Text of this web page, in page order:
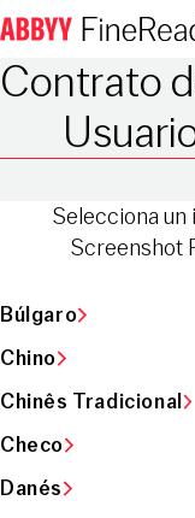
Contrato
Selecciona un
Screenshot
Búlgaro
Chino
Chinês Tradicional
Checo
Danés